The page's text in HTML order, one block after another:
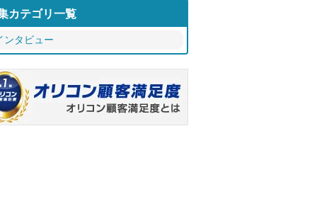
カテゴリ一覧
ンタビュー